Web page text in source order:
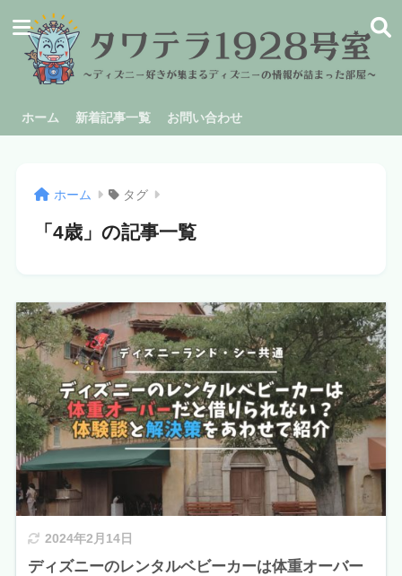
ホーム 新着記事一覧 お問い合わせ
ホーム タグ
「4歳」の記事一覧
2024年2月14日
ディズニーのレンタルベビーカーは体重オーバー